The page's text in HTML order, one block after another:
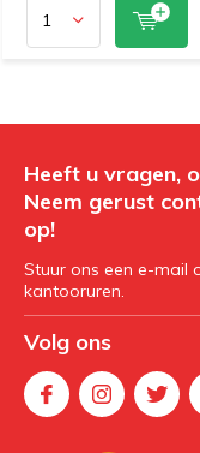
Heeft u vragen,
Neem gerust
op!
Stuur ons een e-mail
kantooruren.
Volg ons